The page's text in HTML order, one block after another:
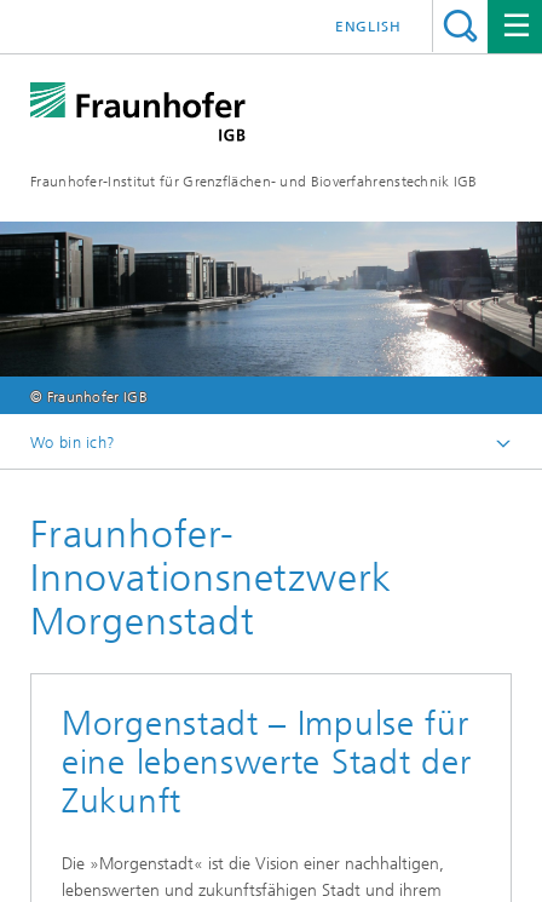
Fraunhofer-Institut für Grenzflächen- und Bioverfahrenstechnik IGB
ENGLISH
© Fraunhofer IGB
Wo bin ich?
Zusammenarbeit
Innovationsinitiativen
Fraunhofer-
Innovationsnetzwerk
Morgenstadt
Morgenstadt – Impulse für
eine lebenswerte Stadt der
Zukunft
Die »Morgenstadt« ist die Vision einer nachhaltigen,
lebenswerten und zukunftsfähigen Stadt und ihrem